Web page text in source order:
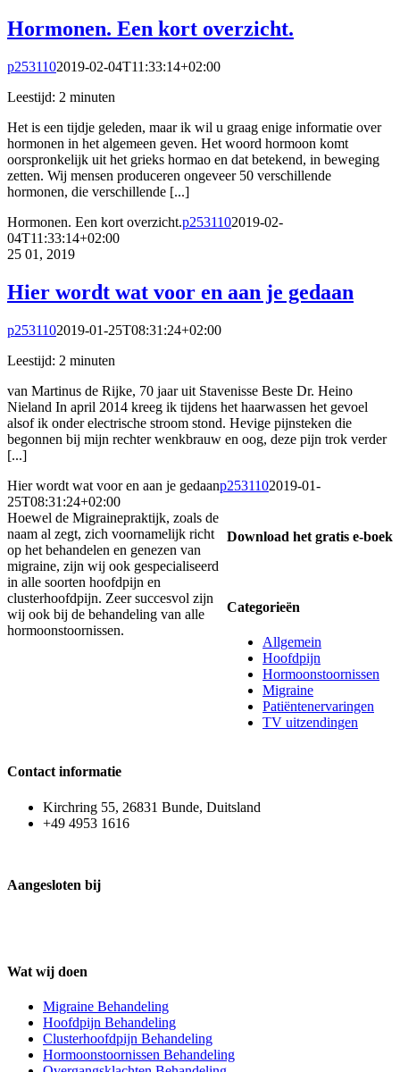
Hormonen. Een kort overzicht.
p2531102019-02-04T11:33:14+02:00
Leestijd: 2 minuten
Het is een tijdje geleden, maar ik wil u graag enige informatie over
hormonen in het algemeen geven. Het woord hormoon komt
oorspronkelijk uit het grieks hormao en dat betekend, in beweging
zetten. Wij mensen produceren ongeveer 50 verschillende
hormonen, die verschillende [...]
Hormonen. Een kort overzicht.p2531102019-02-
04T11:33:14+02:00
25 01, 2019
Hier wordt wat voor en aan je gedaan
p2531102019-01-25T08:31:24+02:00
Leestijd: 2 minuten
van Martinus de Rijke, 70 jaar uit Stavenisse Beste Dr. Heino
Nieland In april 2014 kreeg ik tijdens het haarwassen het gevoel
alsof ik onder electrische stroom stond. Hevige pijnsteken die
begonnen bij mijn rechter wenkbrauw en oog, deze pijn trok verder
[...]
Hier wordt wat voor en aan je gedaanp2531102019-01-
25T08:31:24+02:00
Download het gratis e-boek
Categorieën
Allgemein
Hoofdpijn
Hormoonstoornissen
Migraine
Patiëntenervaringen
TV uitzendingen
Hoewel de Migrainepraktijk, zoals de
naam al zegt, zich voornamelijk richt
op het behandelen en genezen van
migraine, zijn wij ook gespecialiseerd
in alle soorten hoofdpijn en
clusterhoofdpijn. Zeer succesvol zijn
wij ook bij de behandeling van alle
hormoonstoornissen.
Contact informatie
Kirchring 55, 26831 Bunde, Duitsland
+49 4953 1616
Aangesloten bij
Wat wij doen
Migraine Behandeling
Hoofdpijn Behandeling
Clusterhoofdpijn Behandeling
Hormoonstoornissen Behandeling